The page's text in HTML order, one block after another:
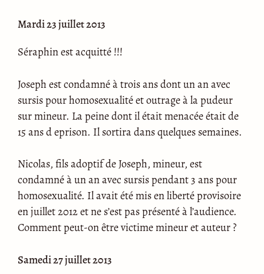
Mardi 23 juillet 2013
Séraphin est acquitté !!!
Joseph est condamné à trois ans dont un an avec
sursis pour homosexualité et outrage à la pudeur
sur mineur. La peine dont il était menacée était de
15 ans d eprison. Il sortira dans quelques semaines.
Nicolas, fils adoptif de Joseph, mineur, est
condamné à un an avec sursis pendant 3 ans pour
homosexualité. Il avait été mis en liberté provisoire
en juillet 2012 et ne s’est pas présenté à l’audience.
Comment peut-on être victime mineur et auteur ?
Samedi 27 juillet 2013